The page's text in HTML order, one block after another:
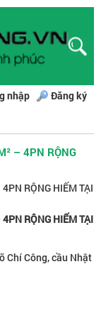
nhập Đăng ký
– 4PN RỘNG
RỘNG HIẾM TẠI
RỘNG HIẾM TẠI
Chí Công, cầu Nhật